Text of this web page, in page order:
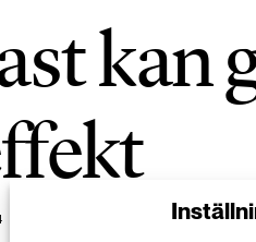
Klimat
612 ARTIKLAR
Mat & jordbruk
kan